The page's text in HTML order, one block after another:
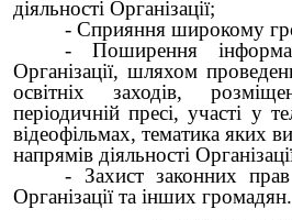
діяльності Організації;
- Сприяння широкому
- Поширення
Організації, шляхом
освітніх заходів,
періодичній пресі, участі у
відеофільмах, тематика яких
напрямів діяльності
- Захист законних прав
Організації та інших громадян.